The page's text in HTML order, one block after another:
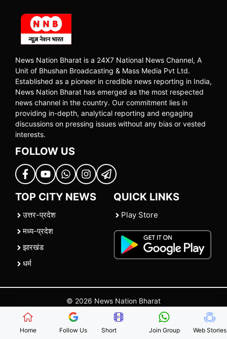
News Nation Bharat is a 24X7 National News Channel, A
Unit of Bhushan Broadcasting & Mass Media Pvt Ltd.
Established as a pioneer in credible news reporting in India,
News Nation Bharat has emerged as the most respected
news channel in the country. Our commitment lies in
providing in-depth, analytical reporting and engaging
discussions on pressing issues without any bias or vested
interests.
FOLLOW US
TOP CITY NEWS
उत्तर-प्रदेश
मध्य-प्रदेश
झारखंड
धर्म
QUICK LINKS
Play Store
© 2026 News Nation Bharat
| |Contact Us |Policies Terms and Conditions
Home Follow Us Short Join Group Web Stories